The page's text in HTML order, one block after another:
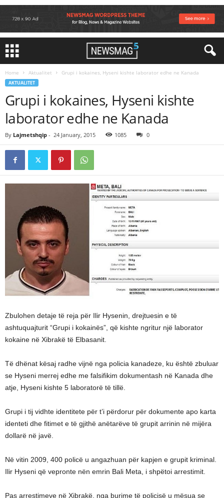
Home Aktualitet Grupi i kokaines, Hyseni kishte laborator edhe ne Kanada
AKTUALITET
Grupi i kokaines, Hyseni kishte
laborator edhe ne Kanada
By Lajmetshqip - 24 January, 2015 1085 0
Zbulohen detaje të reja për Ilir Hysenin, drejtuesin e të
ashtuquajturit “Grupi i kokainës”, që kishte ngritur një laborator
kokaine në Xibrakë të Elbasanit.
Të dhënat kësaj radhe vijnë nga policia kanadeze, ku është zbuluar
se Hyseni merrej edhe me falsifikim dokumentash në Kanada dhe
atje, Hyseni kishte 5 laboratorë të tillë.
Grupi i tij vidhte identitete për t’i përdorur për dokumente apo karta
identeti dhe fitimet e të gjithë anëtarëve të grupit arrinin në mijëra
dollarë në javë.
Në vitin 2009, 400 policë u angazhuan për kapjen e grupit kriminal.
Ilir Hyseni që vepronte nën emrin Bali Meta, i shpëtoi arrestimit.
Pas arrestimeve në Xibrakë, nga burime të policisë u mësua se